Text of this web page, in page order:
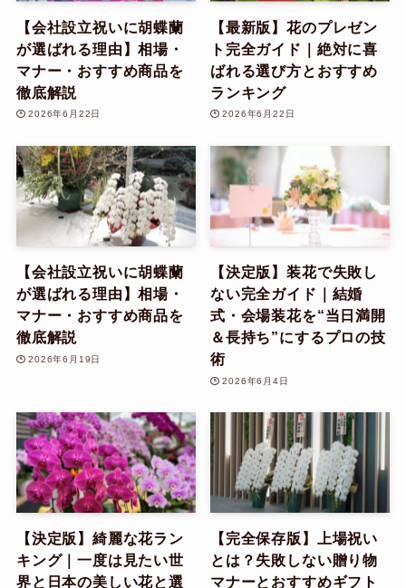
【会社設立祝いに胡蝶蘭
が選ばれる理由】相場・
マナー・おすすめ商品を
徹底解説
2026年6月22日
【最新版】花のプレゼン
ト完全ガイド｜絶対に喜
ばれる選び方とおすすめ
ランキング
2026年6月22日
【会社設立祝いに胡蝶蘭
が選ばれる理由】相場・
マナー・おすすめ商品を
徹底解説
2026年6月19日
【決定版】装花で失敗し
ない完全ガイド｜結婚
式・会場装花を“当日満開
＆長持ち”にするプロの技
術
2026年6月4日
【決定版】綺麗な花ラン
キング｜一度は見たい世
界と日本の美しい花と選
【完全保存版】上場祝い
とは？失敗しない贈り物
マナーとおすすめギフト